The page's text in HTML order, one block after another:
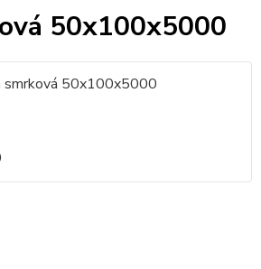
50x100x5000